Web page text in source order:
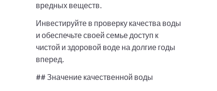
вредных веществ.
Инвестируйте в проверку качества воды
и обеспечьте своей семье доступ к
чистой и здоровой воде на долгие годы
вперед.
## Значение качественной воды